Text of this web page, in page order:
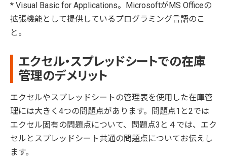
* Visual Basic for Applications。MicrosoftがMS Officeの
拡張機能として提供しているプログラミング言語のこ
と。
エクセル・スプレッドシートでの在庫
管理のデメリット
エクセルやスプレッドシートの管理表を使用した在庫管
理には大きく4つの問題点があります。問題点1と2では
エクセル固有の問題点について、問題点3と４では、エク
セルとスプレッドシート共通の問題点についてお伝えし
ます。